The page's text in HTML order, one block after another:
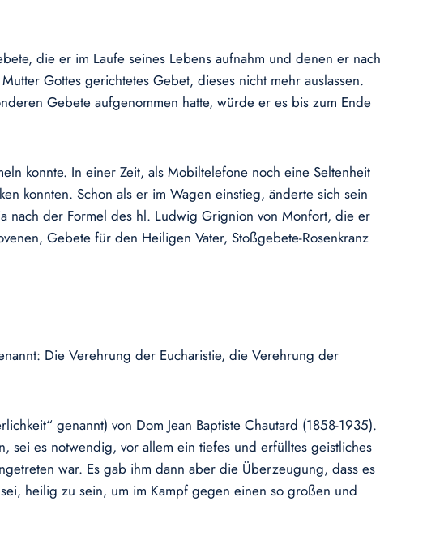
die er im Laufe seines Lebens aufnahm und denen er nach
Gottes gerichtetes Gebet, dieses nicht mehr auslassen.
Gebete aufgenommen hatte, würde er es bis zum Ende
konnte. In einer Zeit, als Mobiltelefone noch eine Seltenheit
konnten. Schon als er im Wagen einstieg, änderte sich sein
nach der Formel des hl. Ludwig Grignion von Monfort, die er
Gebete für den Heiligen Vater, Stoßgebete-Rosenkranz
Die Verehrung der Eucharistie, die Verehrung der
genannt) von Dom Jean Baptiste Chautard (1858-1935).
sei es notwendig, vor allem ein tiefes und erfülltes geistliches
war. Es gab ihm dann aber die Überzeugung, dass es
heilig zu sein, um im Kampf gegen einen so großen und